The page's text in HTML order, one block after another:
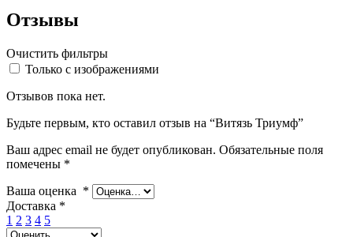
Отзывы
Очистить фильтры
Только с изображениями
Отзывов пока нет.
Будьте первым, кто оставил отзыв на “Витязь Триумф”
Ваш адрес email не будет опубликован. Обязательные поля
помечены *
Ваша оценка *
Доставка *
1 2 3 4 5